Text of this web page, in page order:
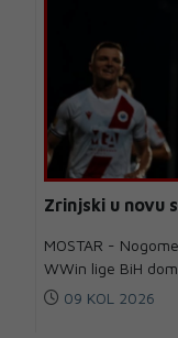
Zrinjski u novu
MOSTAR -
WWin lige BiH
09 KOL 2026